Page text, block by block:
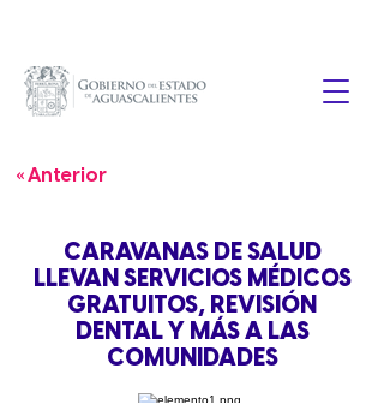
« Anterior
CARAVANAS DE SALUD
LLEVAN SERVICIOS MÉDICOS
GRATUITOS, REVISIÓN
DENTAL Y MÁS A LAS
COMUNIDADES